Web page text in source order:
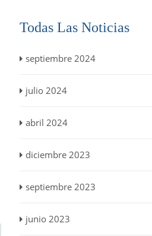
Todas Las Noticias
septiembre 2024
julio 2024
abril 2024
diciembre 2023
septiembre 2023
junio 2023